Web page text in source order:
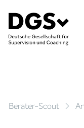
Berater-Scout